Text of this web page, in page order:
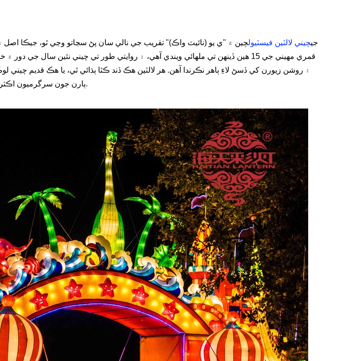
جيچيني لالٽين فيسٽيولچين ۾ "ي يو (نائيٽ واڪ)" تقريب جي نالي سان پڻ سڃاتو وڃي ٿو، جيڪا
قمري مهيني جي 15 هين ڏينهن تي ملهائي ويندي آهي، ۽ روايتي طور تي چيني نئين سال
۽ روشن زيورن کي ڏسڻ لاءِ ٻاهر نڪرندا آهن. هر لالٽين هڪ ڏند ڪٿا ٻڌائي ٿي، يا هڪ قديم
ٻارن جون سرگرميون اڪثر پيش ڪيون وينديون آهن، ڪنهن به دوري کي هڪ ناقابل فراموش تجربي ۾ تبديل ڪنديون آهن.